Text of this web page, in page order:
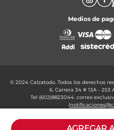
Medios de
© 2024 Calzatodo. Todos los derechos
6. Carrera 34 # 13A -
Tel (602)8823044. correo
(